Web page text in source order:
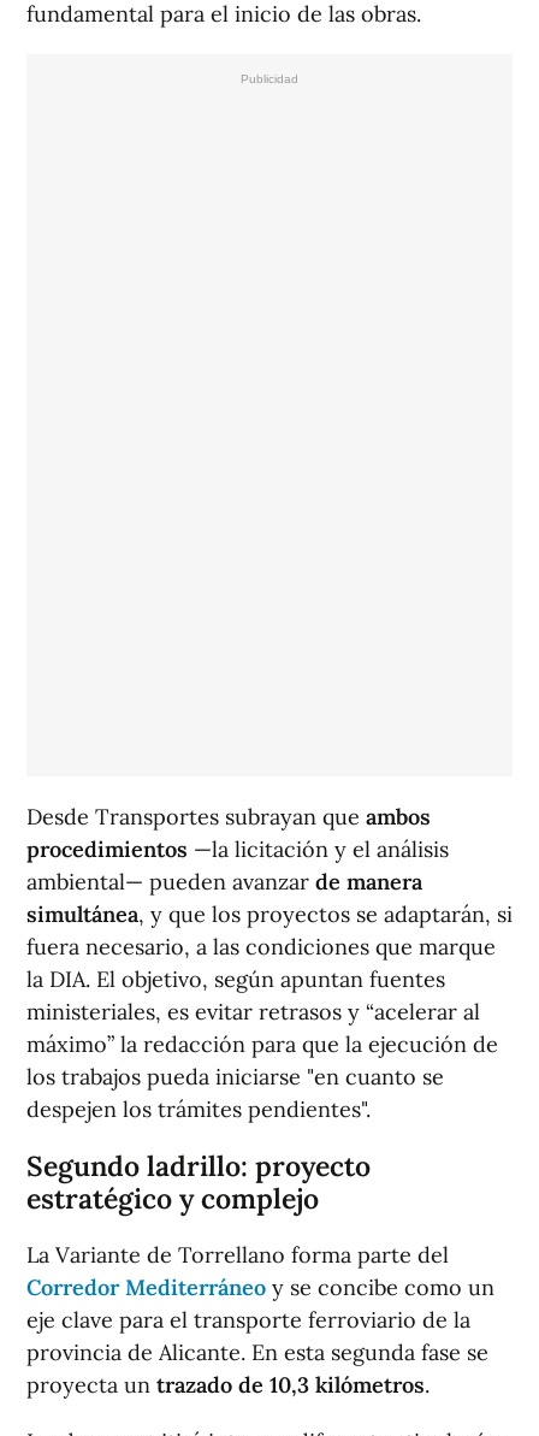
fundamental para el inicio de las obras.
Desde Transportes subrayan que ambos
procedimientos —la licitación y el análisis
ambiental— pueden avanzar de manera
simultánea, y que los proyectos se adaptarán, si
fuera necesario, a las condiciones que marque
la DIA. El objetivo, según apuntan fuentes
ministeriales, es evitar retrasos y “acelerar al
máximo” la redacción para que la ejecución de
los trabajos pueda iniciarse "en cuanto se
despejen los trámites pendientes".
Segundo ladrillo: proyecto
estratégico y complejo
La Variante de Torrellano forma parte del
Corredor Mediterráneo y se concibe como un
eje clave para el transporte ferroviario de la
provincia de Alicante. En esta segunda fase se
proyecta un trazado de 10,3 kilómetros.